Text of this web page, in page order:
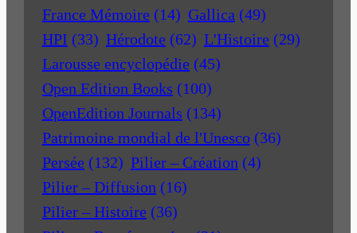
France Mémoire (14) Gallica (49)
HPI (33) Hérodote (62) L'Histoire (29)
Larousse encyclopédie (45)
Open Edition Books (100)
OpenEdition Journals (134)
Patrimoine mondial de l'Unesco (36)
Persée (132) Pilier – Création (4)
Pilier – Diffusion (16)
Pilier – Histoire (36)